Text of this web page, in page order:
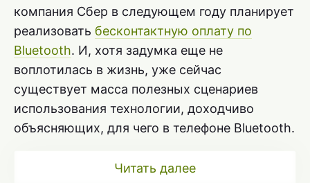
компания Сбер в следующем году планирует
реализовать бесконтактную оплату по
Bluetooth. И, хотя задумка еще не
воплотилась в жизнь, уже сейчас
существует масса полезных сценариев
использования технологии, доходчиво
объясняющих, для чего в телефоне Bluetooth.
Читать далее